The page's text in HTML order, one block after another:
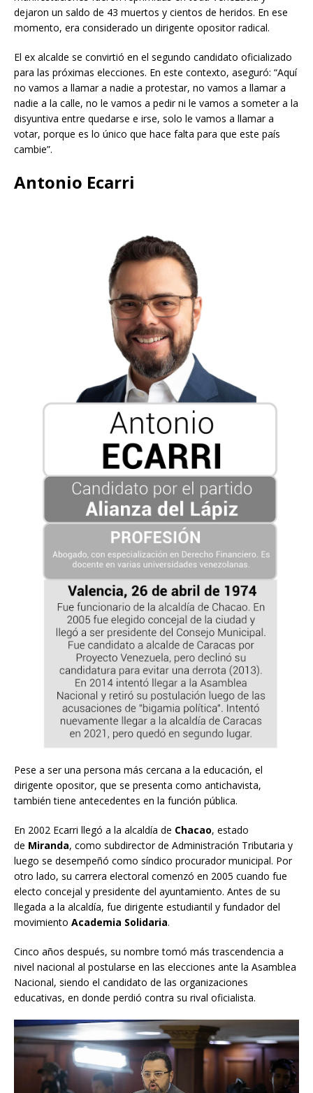
dejaron un saldo de 43 muertos y cientos de heridos. En ese
momento, era considerado un dirigente opositor radical.
El ex alcalde se convirtió en el segundo candidato oficializado
para las próximas elecciones. En este contexto, aseguró: “Aquí
no vamos a llamar a nadie a protestar, no vamos a llamar a
nadie a la calle, no le vamos a pedir ni le vamos a someter a la
disyuntiva entre quedarse e irse, solo le vamos a llamar a
votar, porque es lo único que hace falta para que este país
cambie”.
Antonio Ecarri
Pese a ser una persona más cercana a la educación, el
dirigente opositor, que se presenta como antichavista,
también tiene antecedentes en la función pública.
En 2002 Ecarri llegó a la alcaldía de Chacao, estado
de Miranda, como subdirector de Administración Tributaria y
luego se desempeñó como síndico procurador municipal. Por
otro lado, su carrera electoral comenzó en 2005 cuando fue
electo concejal y presidente del ayuntamiento. Antes de su
llegada a la alcaldía, fue dirigente estudiantil y fundador del
movimiento Academia Solidaria.
Cinco años después, su nombre tomó más trascendencia a
nivel nacional al postularse en las elecciones ante la Asamblea
Nacional, siendo el candidato de las organizaciones
educativas, en donde perdió contra su rival oficialista.